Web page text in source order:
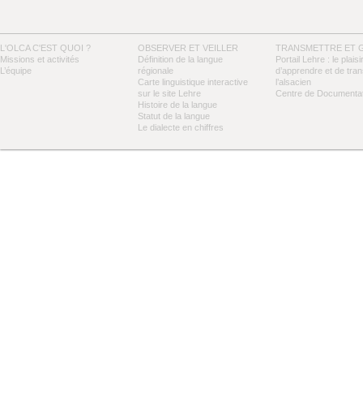
L'OLCA C'EST QUOI ?
Missions et activités
L’équipe
OBSERVER ET VEILLER
Définition de la langue
régionale
Carte linguistique interactive
sur le site Lehre
Histoire de la langue
Statut de la langue
Le dialecte en chiffres
TRANSMETTRE ET
Portail Lehre : le plaisir
d’apprendre et de
l’alsacien
Centre de